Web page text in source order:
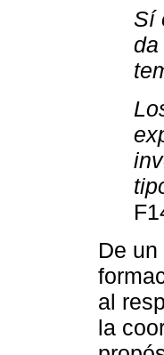
Sí
da
De
al
la